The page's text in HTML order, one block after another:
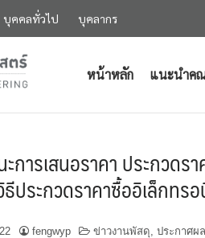
บุคคลทั่วไป บุคลากร
หน้าหลัก แนะนำค
การเสนอราคา ประกวด
ธีประกวดราคาซื้ออิเล็กท
fengwyp ข่าวงานพัสดุ ประกาศผ